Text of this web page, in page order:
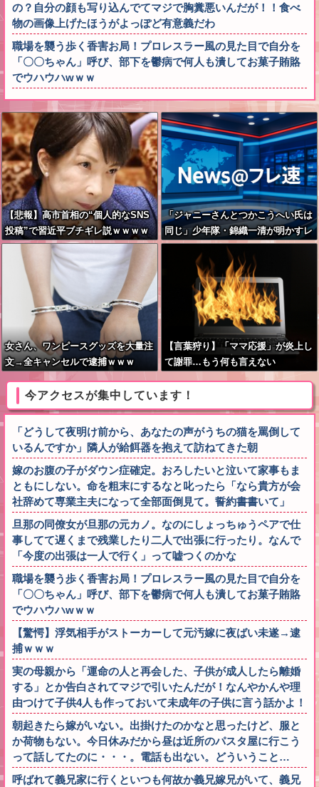
の？自分の顔も写り込んでてマジで胸糞悪いんだが！！食べ
物の画像上げたほうがよっぽど有意義だわ
職場を襲う歩く香害お局！プロレスラー風の見た目で自分を
「〇〇ちゃん」呼び、部下を鬱病で何人も潰してお菓子賄賂
でウハウハwｗｗ
【悲報】高市首相の“個人的なSNS
投稿”で習近平ブチギレ説ｗｗｗｗ
ｗ
「ジャニーさんとつかこうへい氏は
同じ」少年隊・錦織一清が明かすレ
ジェンドの共通点と我流の演出論
女さん、ワンピースグッズを大量注
文→全キャンセルで逮捕ｗｗｗ
【言葉狩り】「ママ応援」が炎上し
て謝罪…もう何も言えない
今アクセスが集中しています！
「どうして夜明け前から、あなたの声がうちの猫を罵倒して
いるんですか」隣人が給餌器を抱えて訪ねてきた朝
嫁のお腹の子がダウン症確定。おろしたいと泣いて家事もま
ともにしない。命を粗末にするなと叱ったら「なら貴方が会
社辞めて専業主夫になって全部面倒見て。誓約書書いて」
旦那の同僚女が旦那の元カノ。なのにしょっちゅうペアで仕
事してて遅くまで残業したり二人で出張に行ったり。なんで
「今度の出張は一人で行く」って嘘つくのかな
職場を襲う歩く香害お局！プロレスラー風の見た目で自分を
「〇〇ちゃん」呼び、部下を鬱病で何人も潰してお菓子賄賂
でウハウハwｗｗ
【驚愕】浮気相手がストーカーして元汚嫁に夜ばい未遂→逮
捕ｗｗｗ
実の母親から「運命の人と再会した、子供が成人したら離婚
する」とか告白されてマジで引いたんだが！なんやかんや理
由つけて子供4人も作っておいて未成年の子供に言う話かよ！
朝起きたら嫁がいない。出掛けたのかなと思ったけど、服と
か荷物もない。今日休みだから昼は近所のパスタ屋に行こう
って話してたのに・・・。電話も出ない。どういうこと…
呼ばれて義兄家に行くといつも何故か義兄嫁兄がいて、義兄